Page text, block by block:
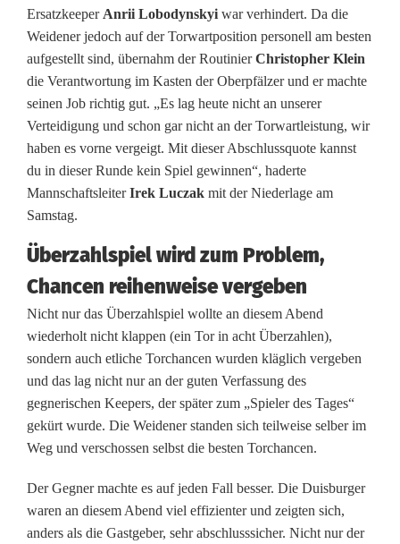
s
s
e
r
b
a
l
l
e
w
i
r
d
ü
Ersatzkeeper Anrii Lobodynskyi war verhindert. Da die
Weidener jedoch auf der Torwartposition personell am besten
aufgestellt sind, übernahm der RoutinierChristopher Klein
die Verantwortung im Kasten der Oberpfälzer und er machte
seinen Job richtig gut. „Es lag heute nicht an unserer
Verteidigung und schon gar nicht an der Torwartleistung, wir
haben es vorne vergeigt. Mit dieser Abschlussquote kannst
du in dieser Runde kein Spiel gewinnen“, haderte
MannschaftsleiterIrek Luczak mit der Niederlage am
Samstag.
Überzahlspiel wird zum Problem,
Chancen reihenweise vergeben
Nicht nur das Überzahlspiel wollte an diesem Abend
wiederholt nicht klappen (ein Tor in acht Überzahlen),
sondern auch etliche Torchancen wurden kläglich vergeben
und das lag nicht nur an der guten Verfassung des
gegnerischen Keepers, der später zum „Spieler des Tages“
gekürt wurde. Die Weidener standen sich teilweise selber im
Weg und verschossen selbst die besten Torchancen.
Der Gegner machte es auf jeden Fall besser. Die Duisburger
waren an diesem Abend viel effizienter und zeigten sich,
anders als die Gastgeber, sehr abschlusssicher. Nicht nur der